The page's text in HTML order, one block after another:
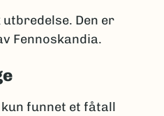
Den er
Fennoskandia.
funnet et fåtall